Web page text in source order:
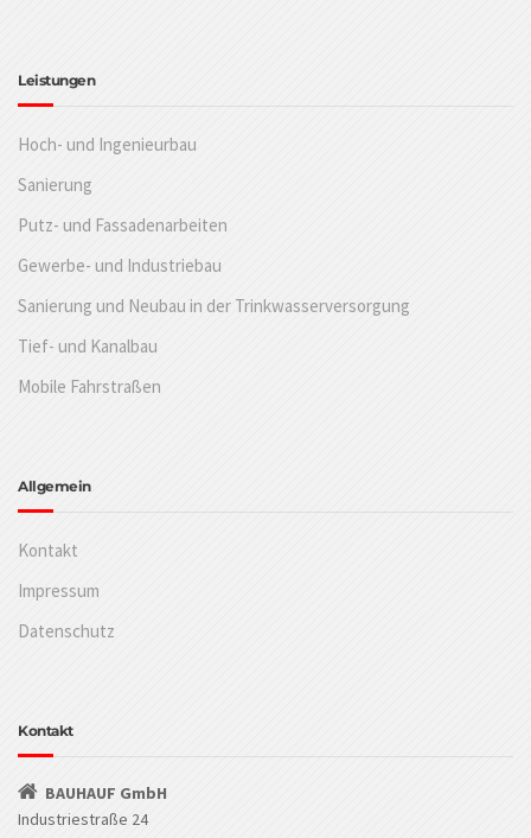
Leistungen
Hoch- und Ingenieurbau
Sanierung
Putz- und Fassadenarbeiten
Gewerbe- und Industriebau
Sanierung und Neubau in der Trinkwasserversorgung
Tief- und Kanalbau
Mobile Fahrstraßen
Allgemein
Kontakt
Impressum
Datenschutz
Kontakt
BAUHAUF GmbH
Industriestraße 24